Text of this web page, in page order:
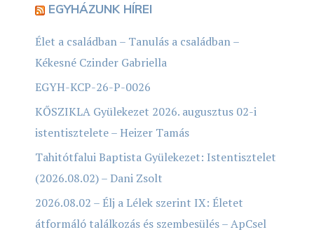
EGYHÁZUNK HÍREI
Élet a családban – Tanulás a családban –
Kékesné Czinder Gabriella
EGYH-KCP-26-P-0026
KŐSZIKLA Gyülekezet 2026. augusztus 02-i
istentisztelete – Heizer Tamás
Tahitótfalui Baptista Gyülekezet: Istentisztelet
(2026.08.02) – Dani Zsolt
2026.08.02 – Élj a Lélek szerint IX: Életet
átformáló találkozás és szembesülés – ApCsel